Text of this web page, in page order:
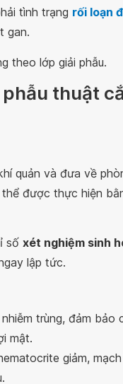
tình trạng rối loạn
gan.
theo lớp giải phẫu.
thuật
quản và đưa về
được thực hiện
số xét nghiệm sinh
lập tức.
trùng, đảm bảo
mật.
giảm,